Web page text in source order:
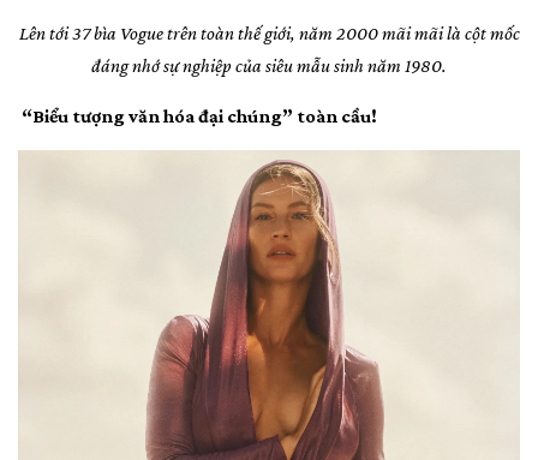
Lên tới 37 bìa Vogue trên toàn thế giới, năm 2000 mãi mãi là cột mốc
đáng nhớ sự nghiệp của siêu mẫu sinh năm 1980.
“Biểu tượng văn hóa đại chúng” toàn cầu!